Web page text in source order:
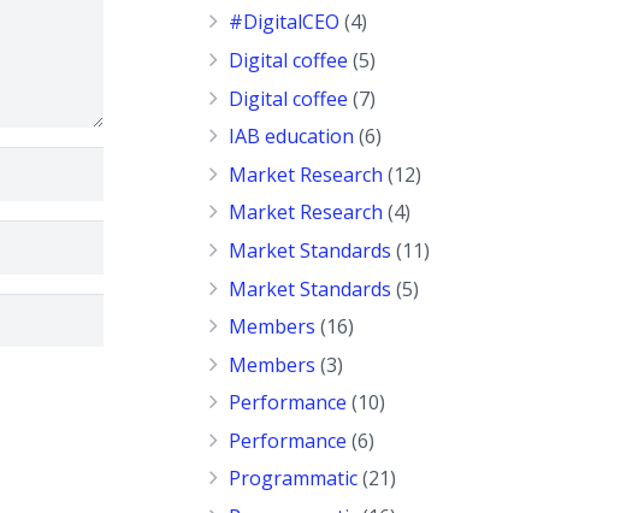
#DigitalCEO (4)
Digital coffee (5)
Digital coffee (7)
IAB education (6)
Market Research (12)
Market Research (4)
Market Standards (11)
Market Standards (5)
Members (16)
Members (3)
Performance (10)
Performance (6)
Programmatic(21)